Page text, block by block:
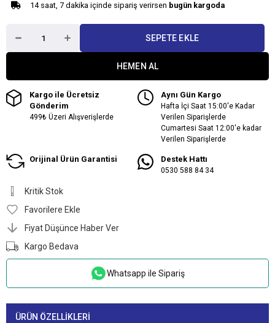
14 saat, 7 dakika içinde sipariş verirsen bugün kargoda
Kargo ile Ücretsiz
Gönderim
499₺ Üzeri Alışverişlerde
Aynı Gün Kargo
Hafta İçi Saat 15:00'e Kadar
Verilen Siparişlerde
Cumartesi Saat 12:00'e kadar
Verilen Siparişlerde
Orijinal Ürün Garantisi Destek Hattı
0530 588 84 34
Kritik Stok
Favorilere Ekle
Fiyat Düşünce Haber Ver
Kargo Bedava
Whatsapp ile Sipariş
ÜRÜN ÖZELLIKLERI